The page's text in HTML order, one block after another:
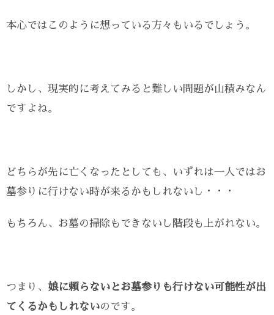
本心ではこのように想っている方々もいるでしょう。
しかし、現実的に考えてみると難しい問題が山積みなん
ですよね。
どちらが先に亡くなったとしても、いずれは一人ではお
墓参りに行けない時が来るかもしれないし・・・
もちろん、お墓の掃除もできないし階段も上がれない。
つまり、 娘に頼らないとお墓参りも行けない可能性が出
てくるかもしれないのです。